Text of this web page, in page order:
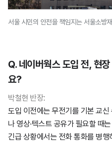
서울 시민의 안전을 책임지는 서울소방
Q. 네이버웍스 도입 전, 현
요?
박철현 반장:
도입 이전에는 무전기를 기본 교신
나 영상·텍스트 공유가 필요할 때
긴급 상황에서는 전화 통화를 병행